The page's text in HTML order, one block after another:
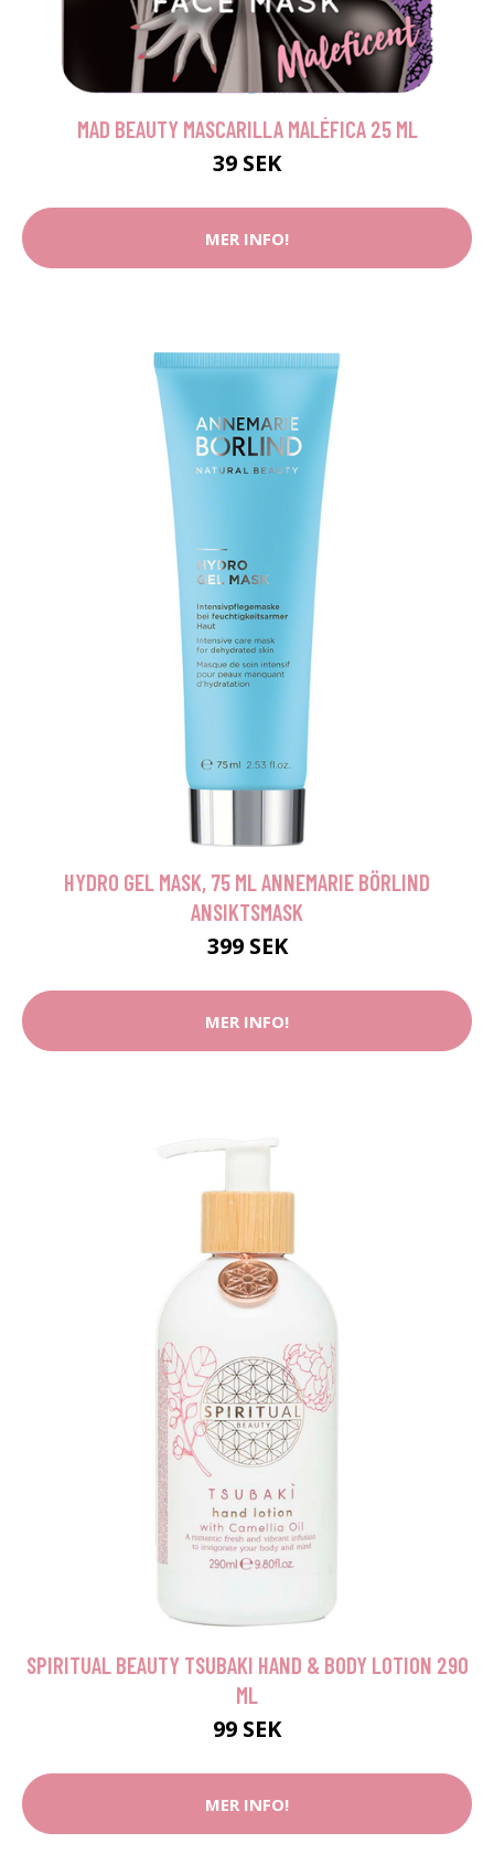
MAD BEAUTY MASCARILLA MALÉFICA 25 ML
39 SEK
MER INFO!
HYDRO GEL MASK, 75 ML ANNEMARIE BÖRLIND
ANSIKTSMASK
399 SEK
MER INFO!
SPIRITUAL BEAUTY TSUBAKI HAND & BODY LOTION 290
ML
99 SEK
MER INFO!